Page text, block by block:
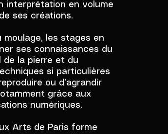
interprétation en volume
ses créations.
moulage, les stages en
ses connaissances du
de la pierre et du
si particulières
ou d’agrandir
grâce aux
numériques.
Arts de Paris forme